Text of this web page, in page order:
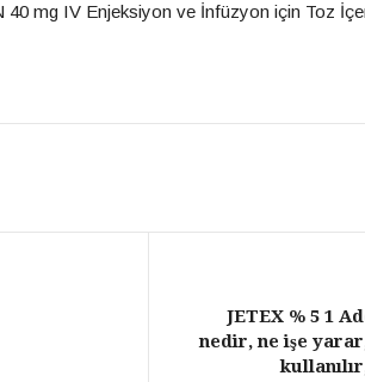
40 mg IV Enjeksiyon ve İnfüzyon için Toz
JETEX % 5 1
nedir, ne işe